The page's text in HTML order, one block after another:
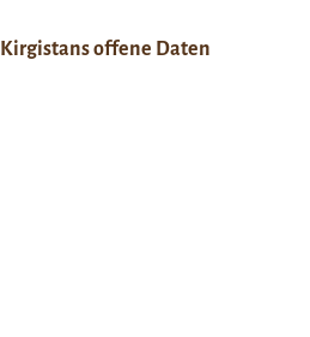
Kirgistans offene Daten